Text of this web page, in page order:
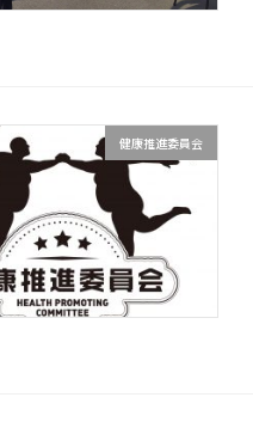
健康推進委員会